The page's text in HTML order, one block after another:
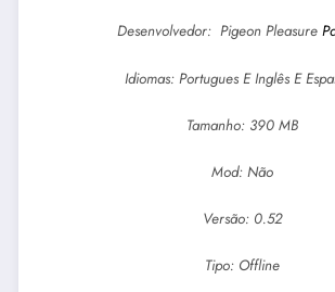
Desenvolvedor: Pigeon Pleasure
Idiomas: Portugues E Inglês E
Tamanho: 390 MB
Mod: Não
Versão: 0.52
Tipo: Offline